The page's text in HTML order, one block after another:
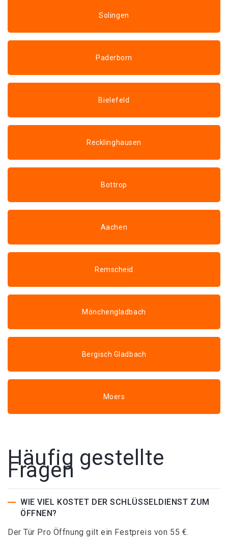
Solingen
Paderborn
Bielefeld
Recklinghausen
Bottrop
Aachen
Remscheid
Mönchengladbach
Bergisch Gladbach
Moers
Häufig gestellte
Fragen
WIE VIEL KOSTET DER SCHLÜSSELDIENST ZUM
ÖFFNEN?
Der Tür Pro Öffnung gilt ein Festpreis von 55 €.